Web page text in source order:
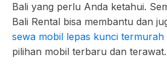
Bali yang perlu Anda ketahui.
Bali Rental bisa membantu dan
sewa mobil lepas kunci termurah
pilihan mobil terbaru dan terawat.